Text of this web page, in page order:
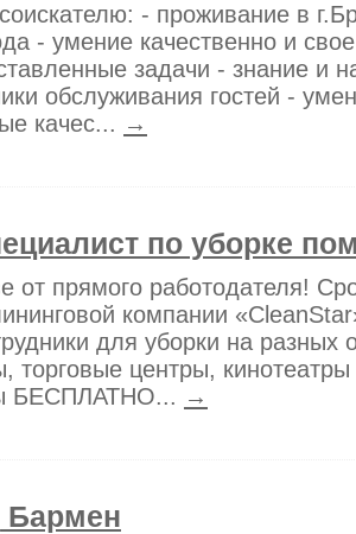
- проживание в
- умение качественно и
задачи - знание и
обслуживания гостей -
качес... →
по уборке
от прямого работодателя!
компании
для уборки на разных
торговые центры,
БЕСПЛАТНО... →
Бармен